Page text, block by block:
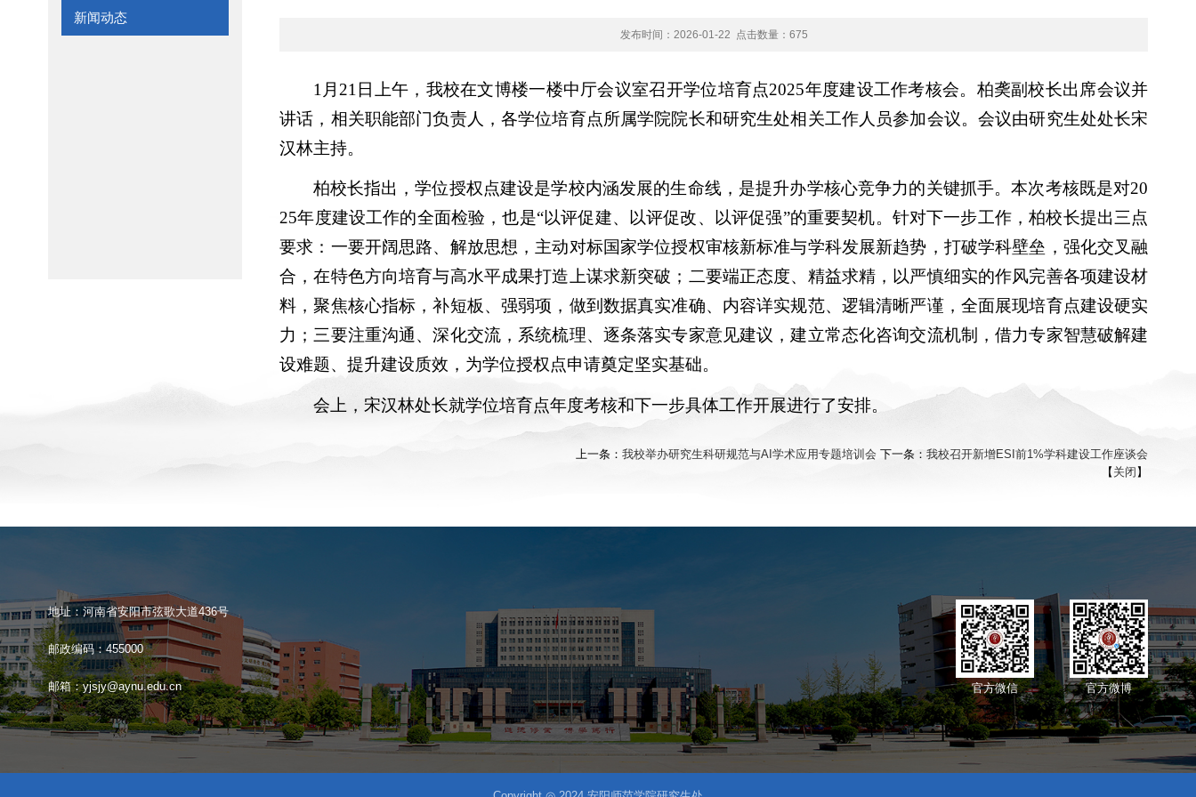
新闻动态
发布时间：2026-01-22 点击数量： 675
1月21日上午，我校在文博楼一楼中厅会议室召开学位培育点2025年度建设工作考核会。柏䶮副校长出席会议并
讲话，相关职能部门负责人，各学位培育点所属学院院长和研究生处相关工作人员参加会议。会议由研究生处处长宋
汉林主持。
柏校长指出，学位授权点建设是学校内涵发展的生命线，是提升办学核心竞争力的关键抓手。本次考核既是对20
25年度建设工作的全面检验，也是“以评促建、以评促改、以评促强”的重要契机。针对下一步工作，柏校长提出三点
要求：一要开阔思路、解放思想，主动对标国家学位授权审核新标准与学科发展新趋势，打破学科壁垒，强化交叉融
合，在特色方向培育与高水平成果打造上谋求新突破；二要端正态度、精益求精，以严慎细实的作风完善各项建设材
料，聚焦核心指标，补短板、强弱项，做到数据真实准确、内容详实规范、逻辑清晰严谨，全面展现培育点建设硬实
力；三要注重沟通、深化交流，系统梳理、逐条落实专家意见建议，建立常态化咨询交流机制，借力专家智慧破解建
设难题、提升建设质效，为学位授权点申请奠定坚实基础。
会上，宋汉林处长就学位培育点年度考核和下一步具体工作开展进行了安排。
上一条：我校举办研究生科研规范与AI学术应用专题培训会 下一条：我校召开新增ESI前1%学科建设工作座谈会
【 关闭 】
地址：河南省安阳市弦歌大道436号
邮政编码：455000
邮箱：yjsjy@aynu.edu.cn 官方微信 官方微博